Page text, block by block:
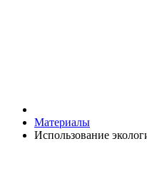
Материалы
Использование